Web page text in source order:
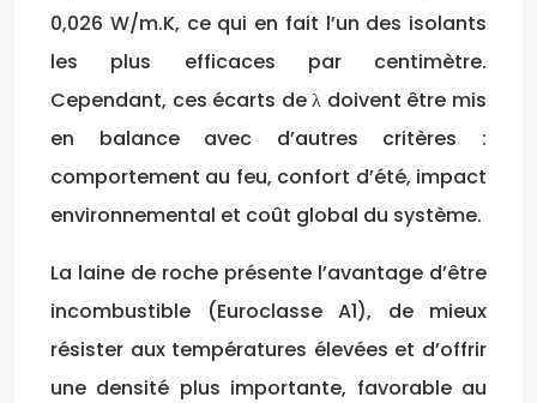
0,026 W/m.K, ce qui en fait l’un des isolants
les plus efficaces par centimètre.
Cependant, ces écarts de λ doivent être mis
en balance avec d’autres critères :
comportement au feu, confort d’été, impact
environnemental et coût global du système.
La laine de roche présente l’avantage d’être
incombustible (Euroclasse A1), de mieux
résister aux températures élevées et d’offrir
une densité plus importante, favorable au